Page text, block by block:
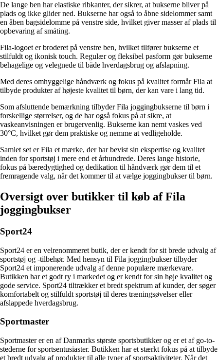
De lange ben har elastiske ribkanter, der sikrer, at bukserne bliver på
plads og ikke glider ned. Bukserne har også to åbne sidelommer samt
en åben bagsidelomme på venstre side, hvilket giver masser af plads til
opbevaring af småting.
Fila-logoet er broderet på venstre ben, hvilket tilfører bukserne et
stilfuldt og ikonisk touch. Regulær og fleksibel pasform gør bukserne
behagelige og velegnede til både hverdagsbrug og afslapning.
Med deres omhyggelige håndværk og fokus på kvalitet formår Fila at
tilbyde produkter af højeste kvalitet til børn, der kan vare i lang tid.
Som afsluttende bemærkning tilbyder Fila joggingbukserne til børn i
forskellige størrelser, og de har også fokus på at sikre, at
vaskeanvisningen er brugervenlig. Bukserne kan nemt vaskes ved
30°C, hvilket gør dem praktiske og nemme at vedligeholde.
Samlet set er Fila et mærke, der har bevist sin ekspertise og kvalitet
inden for sportstøj i mere end et århundrede. Deres lange historie,
fokus på bæredygtighed og dedikation til håndværk gør dem til et
fremragende valg, når det kommer til at vælge joggingbukser til børn.
Oversigt over butikker til køb af Fila
joggingbukser
Sport24
Sport24 er en velrenommeret butik, der er kendt for sit brede udvalg af
sportstøj og -tilbehør. Med hensyn til Fila joggingbukser tilbyder
Sport24 et imponerende udvalg af denne populære mærkevare.
Butikken har et godt ry i markedet og er kendt for sin høje kvalitet og
gode service. Sport24 tiltrækker et bredt spektrum af kunder, der søger
komfortabelt og stilfuldt sportstøj til deres træningsøvelser eller
afslappede hverdagsbrug.
Sportmaster
Sportmaster er en af Danmarks største sportsbutikker og er et af go-to-
stederne for sportsentusiaster. Butikken har et stærkt fokus på at tilbyde
et bredt udvalg af produkter til alle typer af sportsaktiviteter. Når det